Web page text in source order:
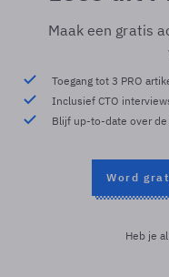
Maak een gratis
Toegang tot 3 PRO
Inclusief CTO
Blijf up-to-date over
Word
Heb je